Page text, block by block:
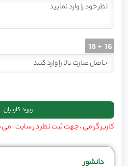
کاربر گرامی ، جهت ثبت نظر در سایت ،
دانشور